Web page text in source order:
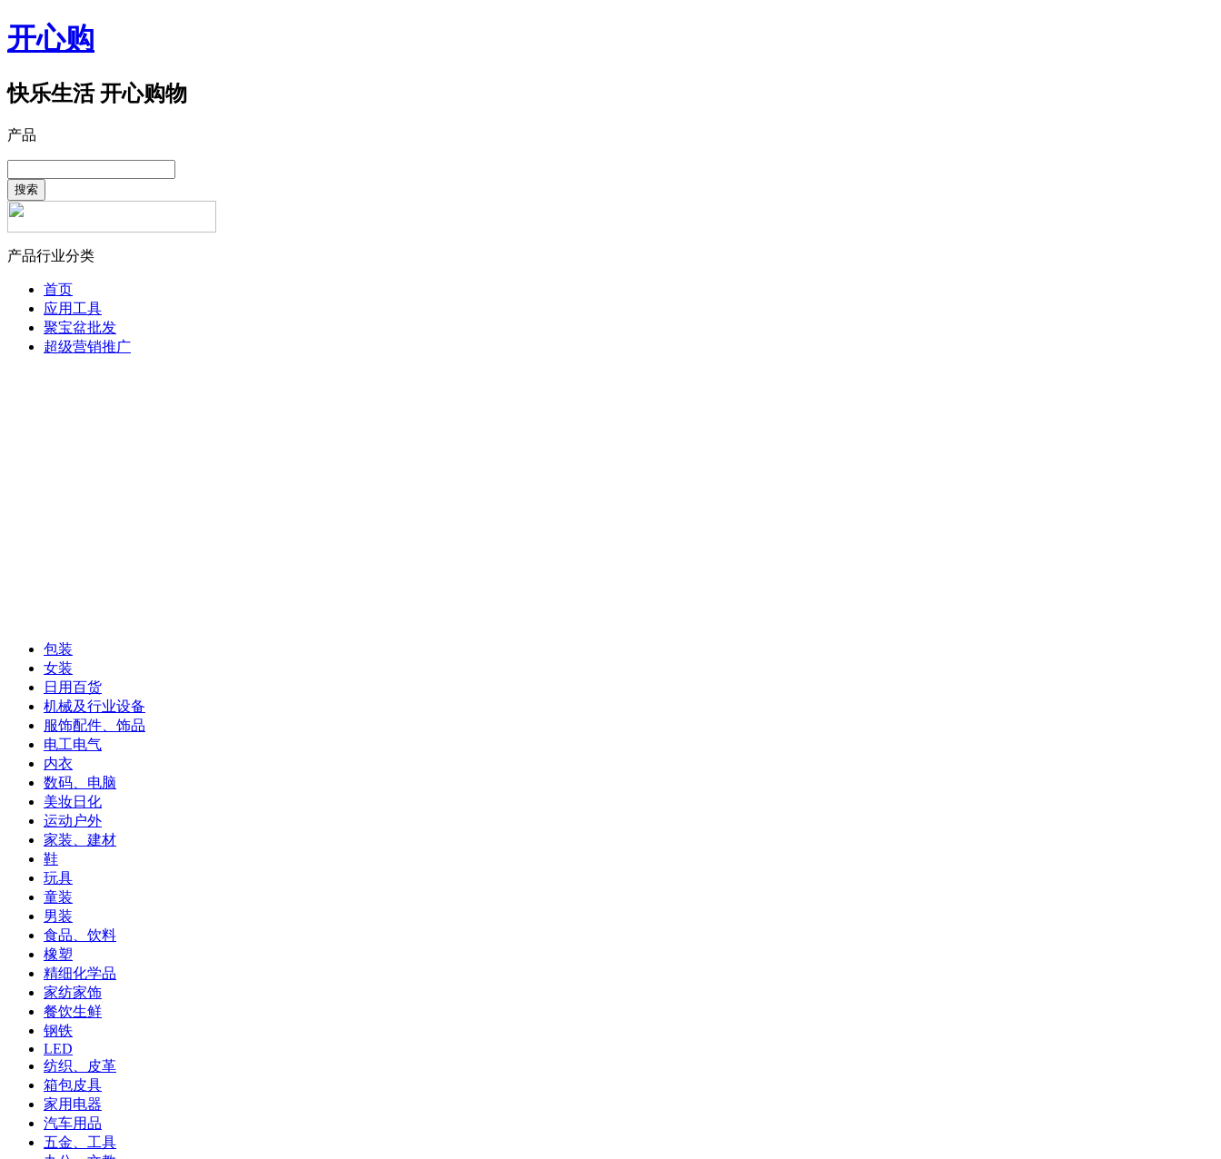
开心购
快乐生活 开心购物
产品
搜索
产品行业分类
首页
应用工具
聚宝盆批发
超级营销推广
包装
女装
日用百货
机械及行业设备
服饰配件、饰品
电工电气
内衣
数码、电脑
美妆日化
运动户外
家装、建材
鞋
玩具
童装
男装
食品、饮料
橡塑
精细化学品
家纺家饰
餐饮生鲜
钢铁
LED
纺织、皮革
箱包皮具
家用电器
汽车用品
五金、工具